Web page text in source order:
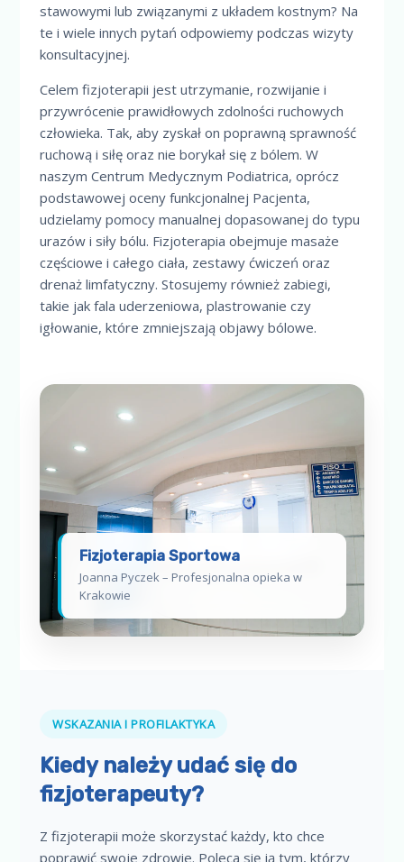
stawowymi lub związanymi z układem kostnym? Na
te i wiele innych pytań odpowiemy podczas wizyty
konsultacyjnej.
Celem fizjoterapii jest utrzymanie, rozwijanie i
przywrócenie prawidłowych zdolności ruchowych
człowieka. Tak, aby zyskał on poprawną sprawność
ruchową i siłę oraz nie borykał się z bólem. W
naszym Centrum Medycznym Podiatrica, oprócz
podstawowej oceny funkcjonalnej Pacjenta,
udzielamy pomocy manualnej dopasowanej do typu
urazów i siły bólu. Fizjoterapia obejmuje masaże
częściowe i całego ciała, zestawy ćwiczeń oraz
drenaż limfatyczny. Stosujemy również zabiegi,
takie jak fala uderzeniowa, plastrowanie czy
igłowanie, które zmniejszają objawy bólowe.
Fizjoterapia Sportowa
Joanna Pyczek – Profesjonalna opieka w
Krakowie
WSKAZANIA I PROFILAKTYKA
Kiedy należy udać się do
fizjoterapeuty?
Z fizjoterapii może skorzystać każdy, kto chce
poprawić swoje zdrowie. Poleca się ją tym, którzy